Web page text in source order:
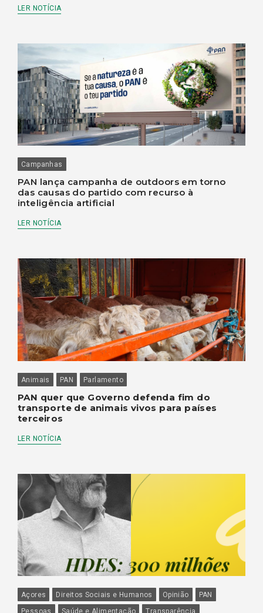
LER NOTÍCIA
Campanhas
PAN lança campanha de outdoors em torno
das causas do partido com recurso à
inteligência artificial
LER NOTÍCIA
Animais PAN Parlamento
PAN quer que Governo defenda fim do
transporte de animais vivos para países
terceiros
LER NOTÍCIA
Açores Direitos Sociais e Humanos Opinião
PAN